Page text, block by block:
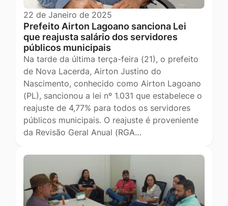
22 de Janeiro de 2025
Prefeito Airton Lagoano sanciona Lei
que reajusta salário dos servidores
públicos municipais
Na tarde da última terça-feira (21), o prefeito
de Nova Lacerda, Airton Justino do
Nascimento, conhecido como Airton Lagoano
(PL), sancionou a lei nº 1.031 que estabelece o
reajuste de 4,77% para todos os servidores
públicos municipais. O reajuste é proveniente
da Revisão Geral Anual (RGA…